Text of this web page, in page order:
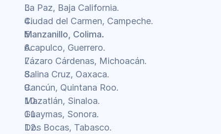
La Paz, Baja California.
Ciudad del Carmen, Campeche.
Manzanillo, Colima.
Acapulco, Guerrero.
Lázaro Cárdenas, Michoacán.
Salina Cruz, Oaxaca.
Cancún, Quintana Roo.
Mazatlán, Sinaloa.
Guaymas, Sonora.
Dos Bocas, Tabasco.